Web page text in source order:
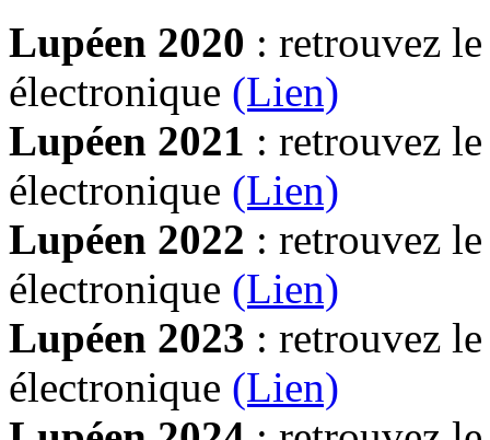
Lupéen 2020 : retrouvez
électronique (Lien)
Lupéen 2021 : retrouvez
électronique (Lien)
Lupéen 2022 : retrouvez
électronique (Lien)
Lupéen 2023 : retrouvez
électronique (Lien)